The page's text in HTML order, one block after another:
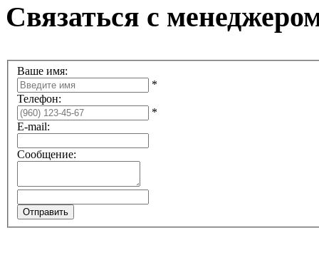
Связаться с
Ваше имя:
*
Телефон:
*
E-mail:
Сообщение: